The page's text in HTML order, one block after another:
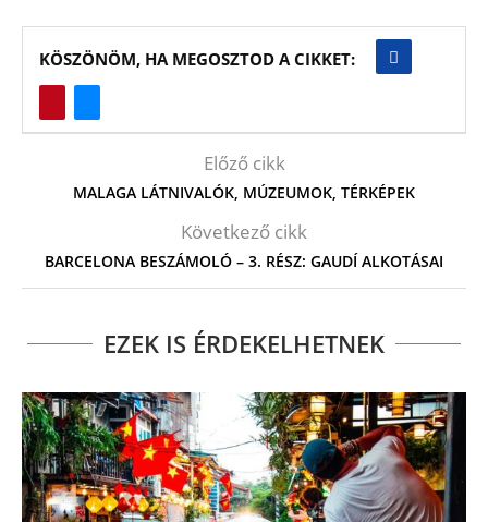
KÖSZÖNÖM, HA MEGOSZTOD A CIKKET:
Előző cikk
MALAGA LÁTNIVALÓK, MÚZEUMOK, TÉRKÉPEK
Következő cikk
BARCELONA BESZÁMOLÓ – 3. RÉSZ: GAUDÍ ALKOTÁSAI
EZEK IS ÉRDEKELHETNEK